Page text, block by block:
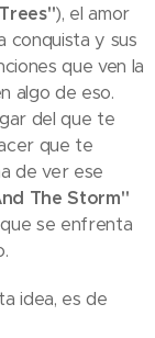
), el amor
conquista y sus
que ven la
algo de eso.
del que te
que te
de ver ese
The Storm"
se enfrenta
idea, es de